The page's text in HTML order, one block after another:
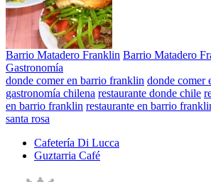
Barrio Matadero Franklin Barrio Matadero
Gastronomía
donde comer en barrio franklin donde comer
gastronomía chilena restaurante donde chile
en barrio franklin restaurante en barrio
santa rosa
Cafetería Di Lucca
Guztarria Café